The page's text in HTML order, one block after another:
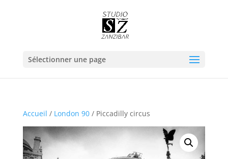
Sélectionner une page
Accueil / London 90/ Piccadilly circus